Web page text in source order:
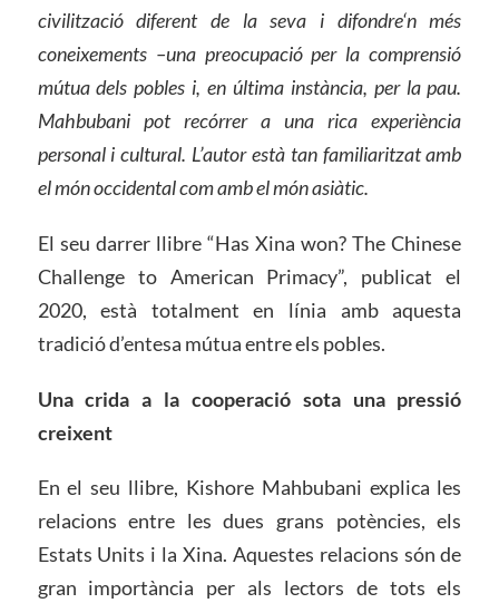
civilització diferent de la seva i difondre‘nmés
coneixements –una preocupació per la comprensió
mútua dels pobles i, en última instància, per la pau.
Mahbubani pot recórrer a una rica experiència
personal i cultural. L’autor està tan familiaritzat amb
el món occidental com amb el món asiàtic.
El seu darrer llibre “Has Xina won? The Chinese
Challenge to American Primacy”, publicat el
2020, està totalment en línia amb aquesta
tradició d’entesa mútua entre els pobles.
Una crida a la cooperació sota una pressió
creixent
En el seu llibre, Kishore Mahbubani explica les
relacions entre les dues grans potències, els
Estats Units i la Xina. Aquestes relacions són de
gran importància per als lectors de tots els